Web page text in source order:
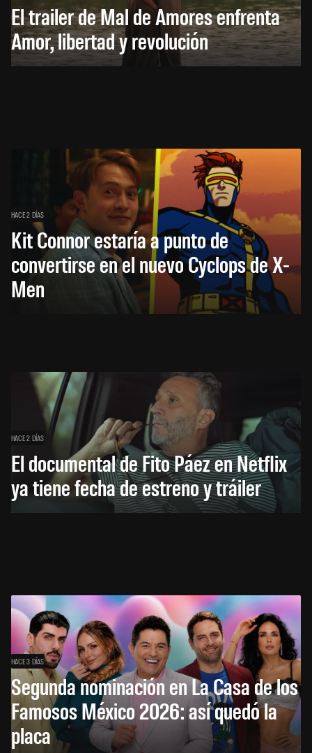
El trailer de Mal de Amores enfrenta
Amor, libertad y revolución
HACE 2 DÍAS
Kit Connor estaría a punto de
convertirse en el nuevo Cyclops de X-
Men
HACE 2 DÍAS
El documental de Fito Páez en Netflix
ya tiene fecha de estreno y tráiler
HACE 3 DÍAS
Segunda nominación en La Casa de los
Famosos México 2026: así quedó la
placa